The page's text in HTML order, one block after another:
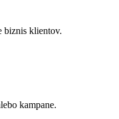
biznis klientov.
kampane.